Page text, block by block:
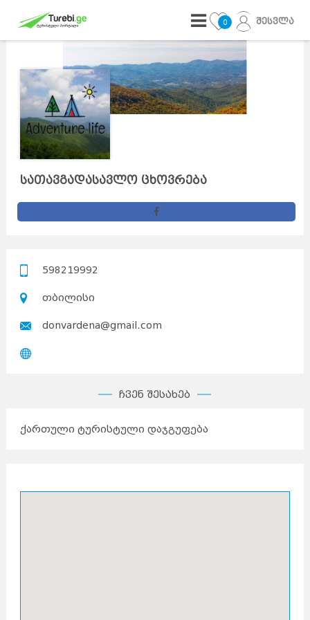
0 შესვლა
სათავგადასავლო ცხოვრება
598219992
თბილისი
donvardena@gmail.com
ჩვენ შესახებ
ქართული ტურისტული დაჯგუფება